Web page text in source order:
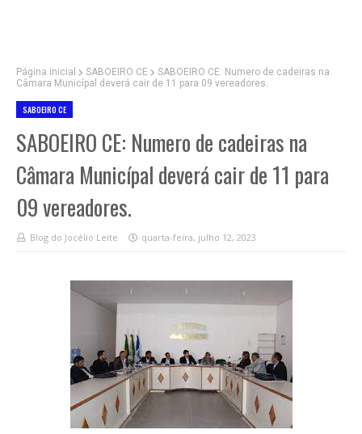
Página inicial SABOEIRO CE
SABOEIRO CE: Numero de cadeiras na
Câmara Municípal deverá cair de 11 para 09 vereadores.
SABOEIRO CE
SABOEIRO CE: Numero de cadeiras na
Câmara Municípal deverá cair de 11 para
09 vereadores.
Blog do Jocélio Leite quarta-feira, julho 12, 2023